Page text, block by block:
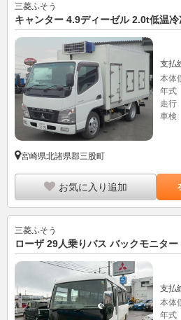
三菱ふそう
キャンター 4.9ディーゼル 2.0t低温
支払
本体
年式
走行
車検
宮崎県北諸県郡三股町
お気に入り追加
三菱ふそう
ローザ 29人乗りバス バックモニタ
支払
本体
年式